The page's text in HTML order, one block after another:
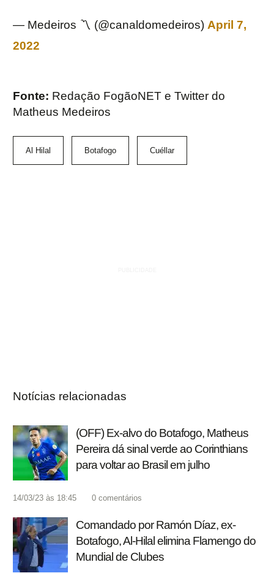
— Medeiros 〽️ (@canaldomedeiros) April 7,
2022
Fonte: Redação FogãoNET e Twitter do
Matheus Medeiros
Al Hilal Botafogo Cuéllar
Notícias relacionadas
(OFF) Ex-alvo do Botafogo, Matheus
Pereira dá sinal verde ao Corinthians
para voltar ao Brasil em julho
14/03/23 às 18:45 0 comentários
Comandado por Ramón Díaz, ex-
Botafogo, Al-Hilal elimina Flamengo do
Mundial de Clubes